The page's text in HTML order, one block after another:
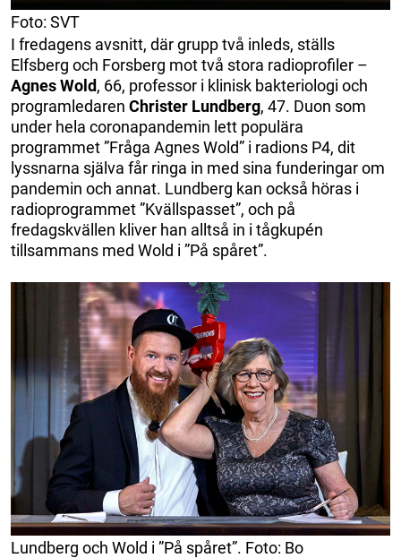
Foto: SVT
I fredagens avsnitt, där grupp två inleds, ställs
Elfsberg och Forsberg mot två stora radioprofiler –
Agnes Wold, 66, professor i klinisk bakteriologi och
programledaren Christer Lundberg, 47. Duon som
under hela coronapandemin lett populära
programmet ”Fråga Agnes Wold” i radions P4, dit
lyssnarna själva får ringa in med sina funderingar om
pandemin och annat. Lundberg kan också höras i
radioprogrammet ”Kvällspasset”, och på
fredagskvällen kliver han alltså in i tågkupén
tillsammans med Wold i ”På spåret”.
Lundberg och Wold i ”På spåret”. Foto: Bo